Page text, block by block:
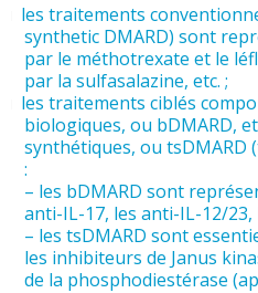
les traitements
synthetic DMARD) sont
par le méthotrexate et le
par la sulfasalazine, etc. ;
les traitements ciblés
biologiques, ou bDMARD,
synthétiques, ou tsDMARD
:
– les bDMARD sont
anti-IL-17, les anti-IL-12/23,
– les tsDMARD sont
les inhibiteurs de Janus
de la phosphodiestérase